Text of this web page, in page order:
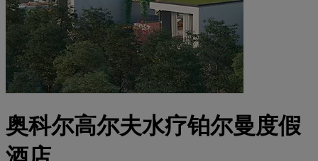
奥科尔高尔夫水疗铂尔曼度假